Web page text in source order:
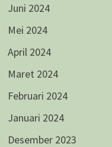
Juni 2024
Mei 2024
April 2024
Maret 2024
Februari 2024
Januari 2024
Desember 2023